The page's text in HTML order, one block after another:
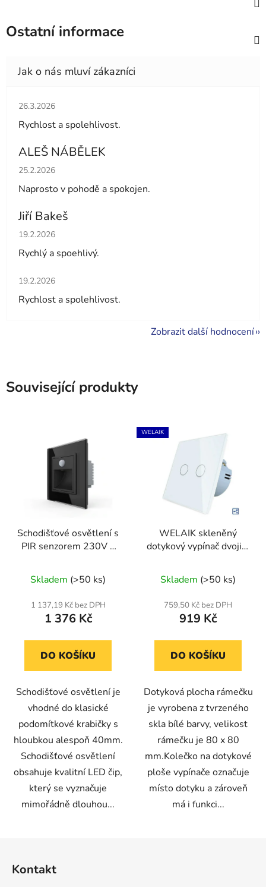
Ostatní informace
Hodnocení obchodu je 5 z 5 hvězdiček.
26.3.2026
Rychlost a spolehlivost.
ALEŠ NÁBĚLEK
Hodnocení obchodu je 5 z 5 hvězdiček.
25.2.2026
Naprosto v pohodě a spokojen.
Jiří Bakeš
Hodnocení obchodu je 5 z 5 hvězdiček.
19.2.2026
Rychlý a spoehlivý.
Hodnocení obchodu je 5 z 5 hvězdiček.
19.2.2026
Rychlost a spolehlivost.
Zobrazit další hodnocení
Související produkty
Schodišťové osvětlení s
PIR senzorem 230V –
Skladem (>50 ks)
1 137,19 Kč bez DPH
1 376 Kč
DO KOŠÍKU
Schodišťové osvětlení je
vhodné do klasické
podomítkové krabičky s
hloubkou alespoň 40mm.
Schodišťové osvětlení
obsahuje kvalitní LED čip,
který se vyznačuje
mimořádně dlouhou...
WELAIK
WELAIK skleněný
dotykový vypínač dvojitý
kompletní ř.6+6 (5B)
bílý
Skladem (>50 ks)
759,50 Kč bez DPH
919 Kč
DO KOŠÍKU
Dotyková plocha rámečku
je vyrobena z tvrzeného
skla bílé barvy, velikost
rámečku je 80 x 80
mm.Kolečko na dotykové
ploše vypínače označuje
místo dotyku a zároveň
má i funkci...
Kontakt